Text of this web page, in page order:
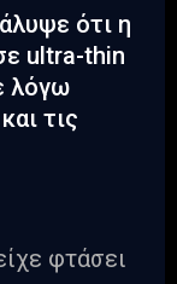
ότι η
ultra-thin
λόγω
τις
φτάσει